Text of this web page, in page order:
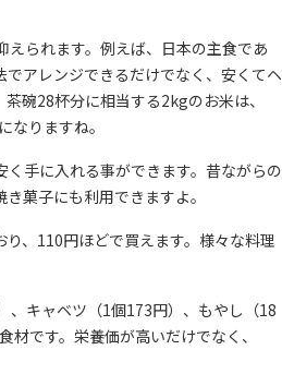
られます。例えば、日本の主食であ
アレンジできるだけでなく、安くてヘ
碗28杯分に相当する2kgのお米は、
なりますね。
手に入れる事ができます。昔ながらの
菓子にも利用できますよ。
、110円ほどで買えます。様々な料理
、キャベツ（1個173円）、もやし（18
です。栄養価が高いだけでなく、